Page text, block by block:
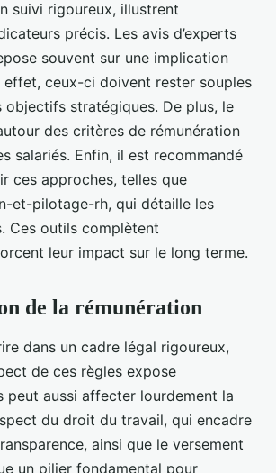
suivi rigoureux, illustrent
précis. Les avis d’experts
souvent sur une implication
ceux-ci doivent rester souples
stratégiques. De plus, le
des critères de rémunération
salariés. Enfin, il est recommandé
ces approches, telles que
et-pilotage-rh, qui détaille les
Ces outils complètent
leur impact sur le long terme.
de la rémunération
dans un cadre légal rigoureux,
de ces règles expose
peut aussi affecter lourdement la
du droit du travail, qui encadre
ainsi que le versement
un pilier fondamental pour